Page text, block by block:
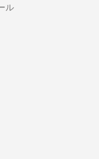
ル